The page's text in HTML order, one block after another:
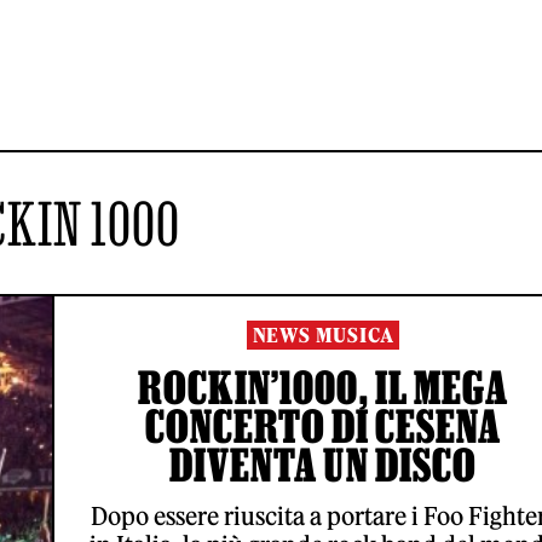
1000
NEWS MUSICA
ROCKIN’1000, IL MEGA
CONCERTO DI CESENA
DIVENTA UN DISCO
Dopo essere riuscita a portare i Foo